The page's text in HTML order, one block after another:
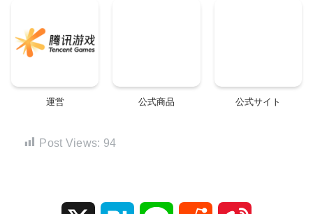
運営 公式商品 公式サイト
Post Views: 94